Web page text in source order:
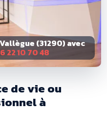
(31290) avec
22 10 70 48
de vie ou
à